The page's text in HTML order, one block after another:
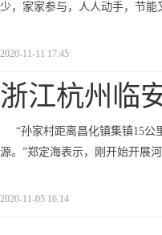
少，家家参与，人人动手，节
2020-11-11 17:45
浙江杭州临
“孙家村距离昌化镇集镇15公
源。”郑定海表示，刚开始开展
2020-11-05 16:14